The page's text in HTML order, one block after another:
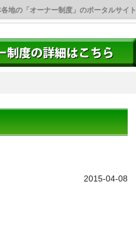
地の「オーナー制度」のポータルサイト
2015-04-08